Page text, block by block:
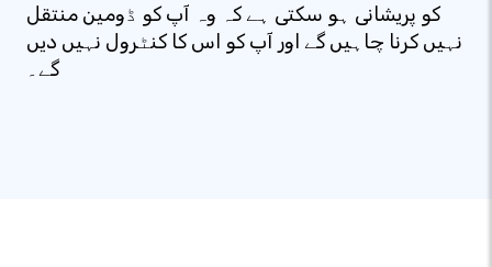
کو پریشانی ہو سکتی ہے کہ وہ آپ کو ڈومین منتقل
نہیں کرنا چاہیں گے اور آپ کو اس کا کنٹرول نہیں دیں
گے۔